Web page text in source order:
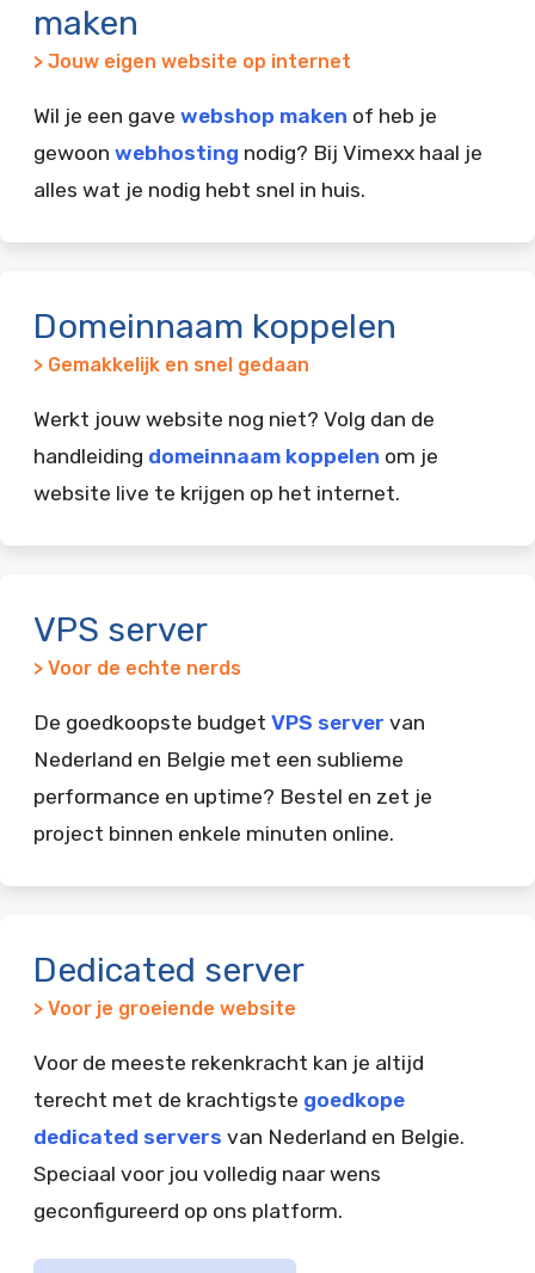
maken
> Jouw eigen website op internet
Wil je een gave webshop maken of heb je
gewoon webhosting nodig? Bij Vimexx haal je
alles wat je nodig hebt snel in huis.
Domeinnaam koppelen
> Gemakkelijk en snel gedaan
Werkt jouw website nog niet? Volg dan de
handleiding domeinnaam koppelen om je
website live te krijgen op het internet.
VPS server
> Voor de echte nerds
De goedkoopste budget VPS server van
Nederland en Belgie met een sublieme
performance en uptime? Bestel en zet je
project binnen enkele minuten online.
Dedicated server
> Voor je groeiende website
Voor de meeste rekenkracht kan je altijd
terecht met de krachtigste goedkope
dedicated servers van Nederland en Belgie.
Speciaal voor jou volledig naar wens
geconfigureerd op ons platform.